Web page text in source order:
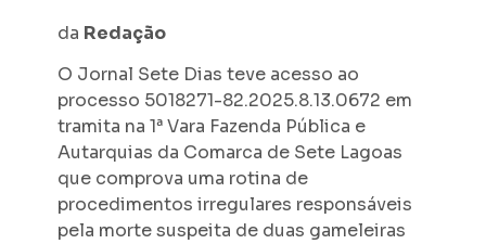
da Redação
O Jornal Sete Dias teve acesso ao
processo 5018271-82.2025.8.13.0672 em
tramita na 1ª Vara Fazenda Pública e
Autarquias da Comarca de Sete Lagoas
que comprova uma rotina de
procedimentos irregulares responsáveis
pela morte suspeita de duas gameleiras